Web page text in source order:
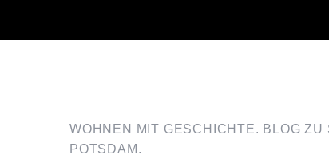
WOHNEN MIT GESCHICHTE. BLOG
POTSDAM.